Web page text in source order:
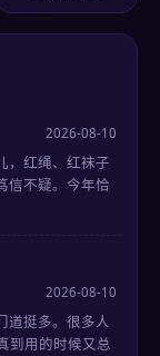
2026-08-10
，红绳、红袜子
信不疑。今年恰
2026-08-10
道挺多。很多人
到用的时候又总